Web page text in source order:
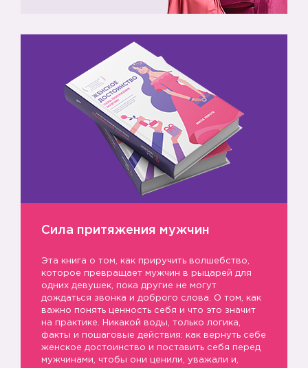
Сила притяжения мужчин
Эта книга о том, как приручить волшебство,
которое превращает мужчин в рыцарей для
одних девушек, пока другие не могут
дождаться звонка и доброго слова. О том, как
важно понять ценность себя и что это значит
на практике. Никакой воды, только логика,
факты и пошаговые действия: как вернуть себе
женское достоинство и поставить себя перед
мужчинами, чтобы они ценили, уважали и,